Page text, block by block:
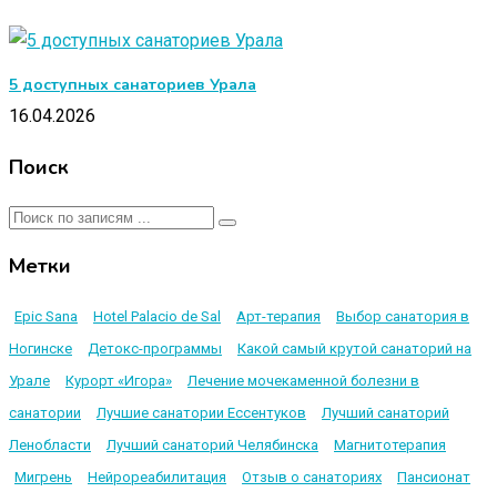
5 доступных санаториев Урала
16.04.2026
Поиск
Метки
Epic Sana Hotel Palacio de Sal Арт-терапия
Выбор санатория в
Ногинске
Детокс-программы
Какой самый крутой санаторий на
Урале
Курорт «Игора»
Лечение мочекаменной болезни в
санатории
Лучшие санатории Ессентуков
Лучший санаторий
Ленобласти
Лучший санаторий Челябинска
Магнитотерапия
Мигрень
Нейрореабилитация Отзыв о санаториях
Пансионат